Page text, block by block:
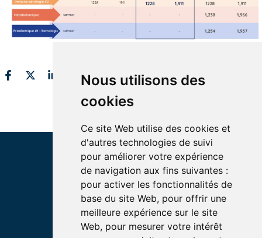
Nous utilisons des
cookies
Ce site Web utilise des cookies et
d'autres technologies de suivi
pour améliorer votre expérience
de navigation aux fins suivantes :
pour activer les fonctionnalités de
base du site Web, pour offrir une
meilleure expérience sur le site
Web, pour mesurer votre intérêt
INSTITUTION ROYALE
POUR L’AVANCEMENT DES SCIENCES